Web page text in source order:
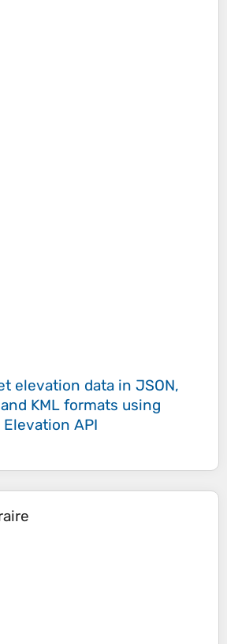
elevation data in JSON,
and KML formats using
Elevation API